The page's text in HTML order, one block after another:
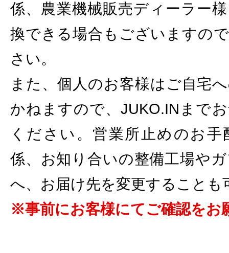
係、農業機械販売ディーラー
換できる場合もございますの
さい。
また、個人のお客様はご自宅
かねますので、JUKO.INまで
ください。営業所止めのお
係、お知り合いの整備工場や
へ、お届け先を変更することも
※事前にお客様にてご確認をお